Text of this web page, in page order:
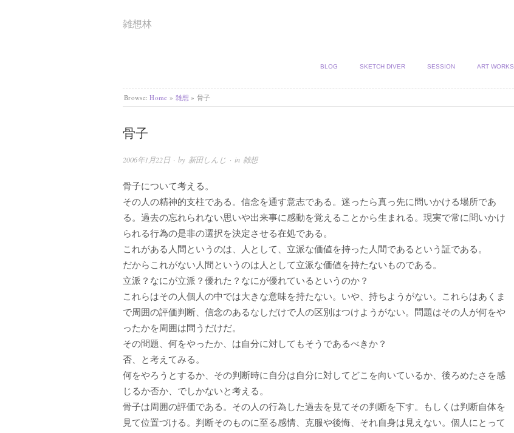
雑想林
BLOG SKETCH DIVER SESSION ART WORKS
Browse: Home » 雑想 » 骨子
骨子
2006年1月22日· by 新田しんじ · in 雑想
骨子について考える。
その人の精神的支柱である。信念を通す意志である。迷ったら真っ先に問いかける場所であ
る。過去の忘れられない思いや出来事に感動を覚えることから生まれる。現実で常に問いかけ
られる行為の是非の選択を決定させる在処である。
これがある人間というのは、人として、立派な価値を持った人間であるという証である。
だからこれがない人間というのは人として立派な価値を持たないものである。
立派？なにが立派？優れた？なにが優れているというのか？
これらはその人個人の中では大きな意味を持たない。いや、持ちようがない。これらはあくま
で周囲の評価判断、信念のあるなしだけで人の区別はつけようがない。問題はその人が何をや
ったかを周囲は問うだけだ。
その問題、何をやったか、は自分に対してもそうであるべきか？
否、と考えてみる。
何をやろうとするか、その判断時に自分は自分に対してどこを向いているか、後ろめたさを感
じるか否か、でしかないと考える。
骨子は周囲の評価である。その人の行為した過去を見てその判断を下す。もしくは判断自体を
見て位置づける。判断そのものに至る感情、克服や後悔、それ自身は見えない。個人にとって